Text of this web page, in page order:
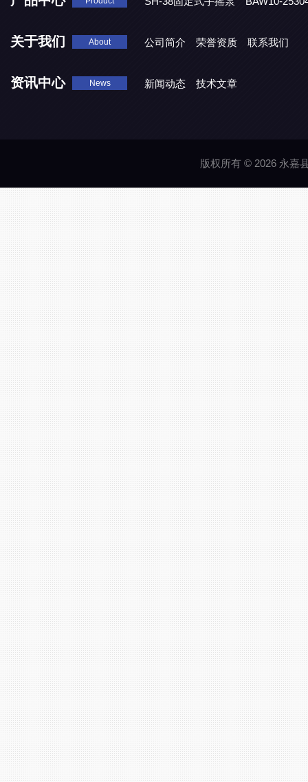
关于我们 About 公司简介 荣誉资质 联系我们
资讯中心 News 新闻动态 技术文章
版权所有 © 2026 永嘉